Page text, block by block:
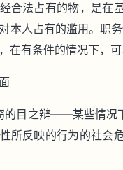
合法占有的物，是在
本人占有的滥用。职
在有条件的情况下，可
的目之辩——某些情况
所反映的行为的社会